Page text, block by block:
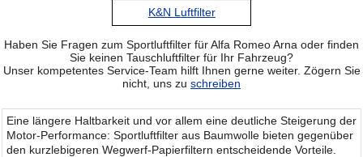
K&N Luftfilter
Haben Sie Fragen zum Sportluftfilter für Alfa Romeo Arna oder finden
Sie keinen Tauschluftfilter für Ihr Fahrzeug?
Unser kompetentes Service-Team hilft Ihnen gerne weiter. Zögern Sie
nicht, uns zu schreiben
Eine längere Haltbarkeit und vor allem eine deutliche Steigerung der
Motor-Performance: Sportluftfilter aus Baumwolle bieten gegenüber
den kurzlebigeren Wegwerf-Papierfiltern entscheidende Vorteile.